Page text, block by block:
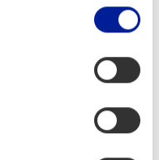
& maintenance